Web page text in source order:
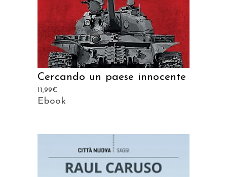
Cercando un paese innocente
11,99€
Ebook